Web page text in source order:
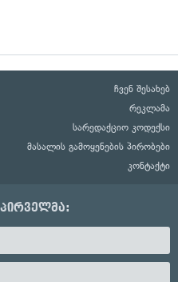
ჩვენ შესახებ
რეკლამა
სარედაქციო კოდექსი
მასალის გამოყენების პირობები
კონტაქტი
პირველმა: